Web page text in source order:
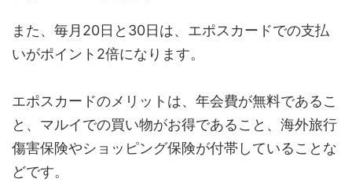
また、毎月20日と30日は、エポスカードでの支払
いがポイント2倍になります。
エポスカードのメリットは、年会費が無料であるこ
と、マルイでの買い物がお得であること、海外旅行
傷害保険やショッピング保険が付帯していることな
どです。